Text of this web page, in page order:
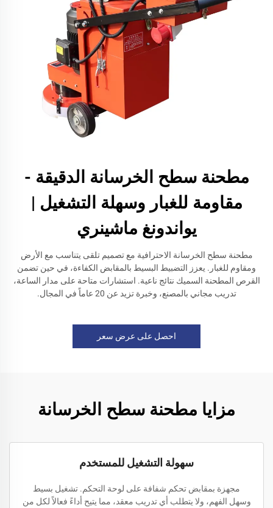
مطحنة سطح الخرسانة الدقيقة -
مقاومة للغبار وسهلة التشغيل |
يواندونغ ماشينري
مطحنة سطح الخرسانة الاحترافية مع تصميم تلقى يتناسب مع الأرض
ومقاوم للغبار. يعزز التضبيط البسيط بالمقابض الكفاءة، في حين تضمن
القرص المطحنة السميك نتائج ناعية. استشارات متاحة على مدار الساعة،
تدريب مجاني بالمصنع، وخبرة تزيد عن 20 عاماً في المجال.
احصل على عرض سعر
مزايا مطحنة سطح الخرسانة
سهولة التشغيل للمستخدم
مجهزة بمقابض تحكم شفافة على لوحة التحكم. تشغيل بسيط
وسهل الفهم، ولا يتطلب أي تدريب معقد، مما يتيح أداءً فعالاً لكل من